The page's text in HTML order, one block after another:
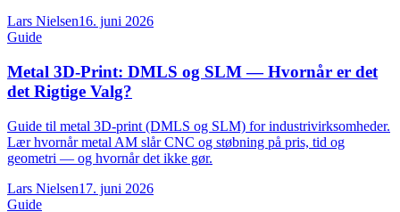
Lars Nielsen16. juni 2026
Guide
Metal 3D-Print: DMLS og SLM — Hvornår er det
det Rigtige Valg?
Guide til metal 3D-print (DMLS og SLM) for industrivirksomheder.
Lær hvornår metal AM slår CNC og støbning på pris, tid og
geometri — og hvornår det ikke gør.
Lars Nielsen17. juni 2026
Guide